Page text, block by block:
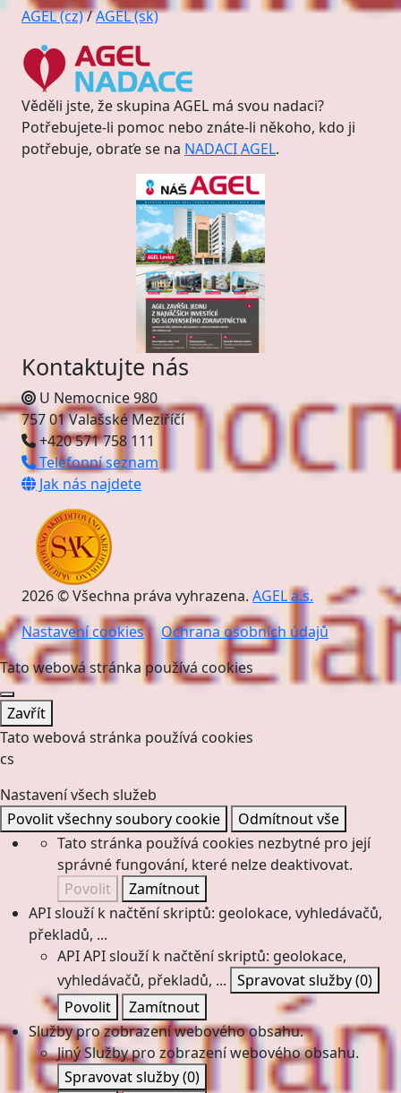
AGEL (cz)/AGEL (sk)
Věděli jste, že skupina AGEL má svou nadaci?
Potřebujete-li pomoc nebo znáte-li někoho, kdo ji
potřebuje, obraťe se na NADACI AGEL.
Kontaktujte nás
U Nemocnice 980
757 01 Valašské Meziříčí
+420 571 758 111
Telefonní seznam
Jak nás najdete
2026 © Všechna práva vyhrazena. AGEL a.s.
Nastavení cookies
Ochrana osobních údajů
Tato webová stránka používá cookies
Zavřít
Tato webová stránka používá cookies
cs
Nastavení všech služeb
Povolit všechny soubory cookie
Odmítnout vše
Tato stránka používá cookies nezbytné pro její
správné fungování, které nelze deaktivovat.
Povolit
Zamítnout
API slouží k načtění skriptů: geolokace, vyhledávačů,
překladů, ...
APIAPI slouží k načtění skriptů: geolokace,
vyhledávačů, překladů, ... Spravovat služby(0)
Povolit
Zamítnout
Služby pro zobrazení webového obsahu.
JinýSlužby pro zobrazení webového obsahu.
Spravovat služby(0)